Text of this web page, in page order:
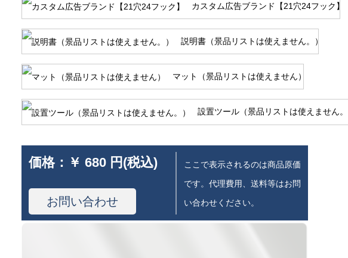
カスタム広告ブランド【21穴24フック】
説明書（景品リストは使えません。）
マット（景品リストは使えません）
設置ツール（景品リストは使えません
価格： ￥ 680 円(税込)
お問い合わせ
ここで表示されるのは商品原価
です。代理費用、送料等はお問
い合わせください。